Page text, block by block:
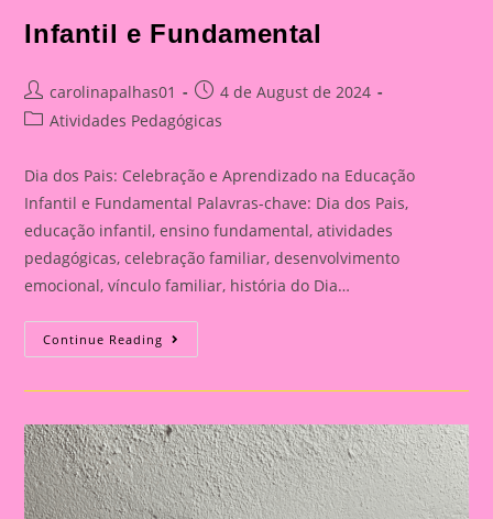
Infantil e Fundamental
Post
author:
carolinapalhas01
Post
published:
4 de August de 2024
PostAtividades Pedagógicas
Dia dos Pais: Celebração e Aprendizado na Educação
Infantil e Fundamental Palavras-chave: Dia dos Pais,
educação infantil, ensino fundamental, atividades
pedagógicas, celebração familiar, desenvolvimento
emocional, vínculo familiar, história do Dia…
Continue Reading Atividade
Para
Dia
Dia
Dos
Pais:
Celebração
E
Aprendizado